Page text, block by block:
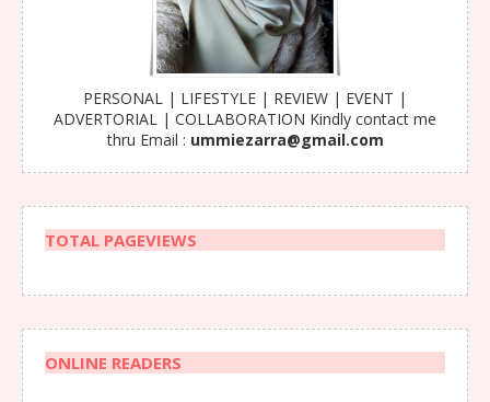
PERSONAL | LIFESTYLE | REVIEW | EVENT |
ADVERTORIAL | COLLABORATION Kindly contact me
thru Email : ummiezarra@gmail.com
TOTAL PAGEVIEWS
ONLINE READERS